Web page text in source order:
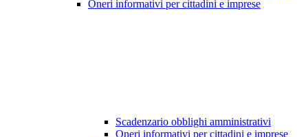
Oneri informativi per cittadini e imprese
Scadenzario obblighi amministrativi
Oneri informativi per cittadini e imprese